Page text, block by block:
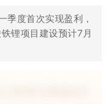
季度首次实现盈利，
锂项目建设预计7月